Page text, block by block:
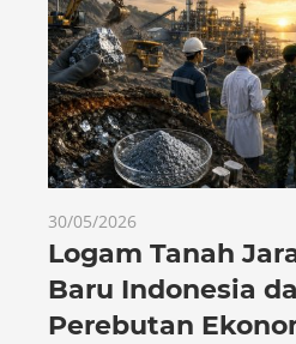
30/05/2026
Logam Tanah
Baru Indonesia
Perebutan